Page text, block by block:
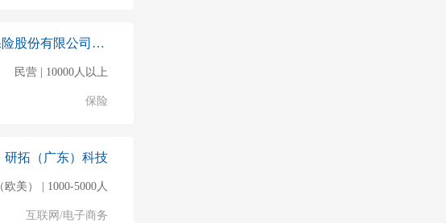
中国平安人寿保险股份有限公司广东
民营 | 10000人以上
保险
研拓（广东）科技
欧美） | 1000-5000人
互联网/电子商务